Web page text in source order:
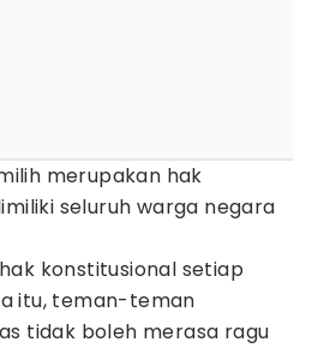
merupakan hak
seluruh warga negara
konstitusional setiap
itu, teman-teman
tidak boleh merasa ragu